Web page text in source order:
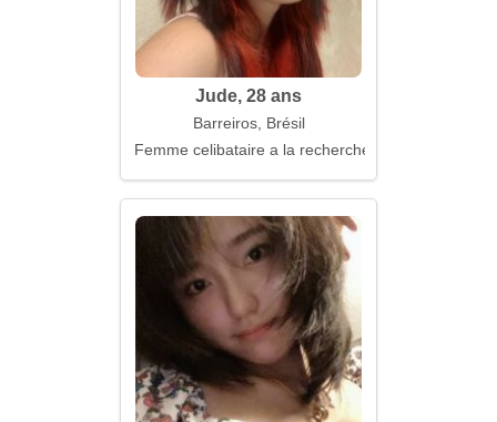
Jude, 28 ans
Barreiros, Brésil
Femme celibataire a la recherche d'un mari